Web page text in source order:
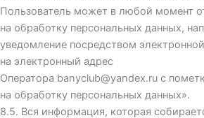
Пользователь может в любой момент
на обработку персональных данных,
уведомление посредством
на электронный адрес
Оператора banyclub@yandex.ru с
на обработку персональных данных».
8.5. Вся информация, которая